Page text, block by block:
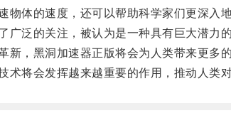
体的速度，还可以帮助科学家们更深入地
泛的关注，被认为是一种具有巨大潜力的
，黑洞加速器正版将会为人类带来更多的
将会发挥越来越重要的作用，推动人类对